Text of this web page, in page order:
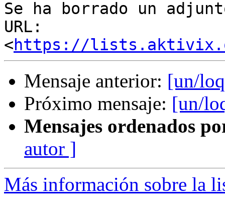
Se ha borrado un
URL:
<https://
Mensaje anterior: [un/
Próximo mensaje: [un/
Mensajes ordenados
autor ]
Más información sobre la